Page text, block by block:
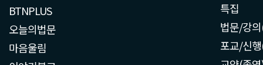
BTNPLUS
오늘의법문
마음울림
특집
법문/강
포교/신